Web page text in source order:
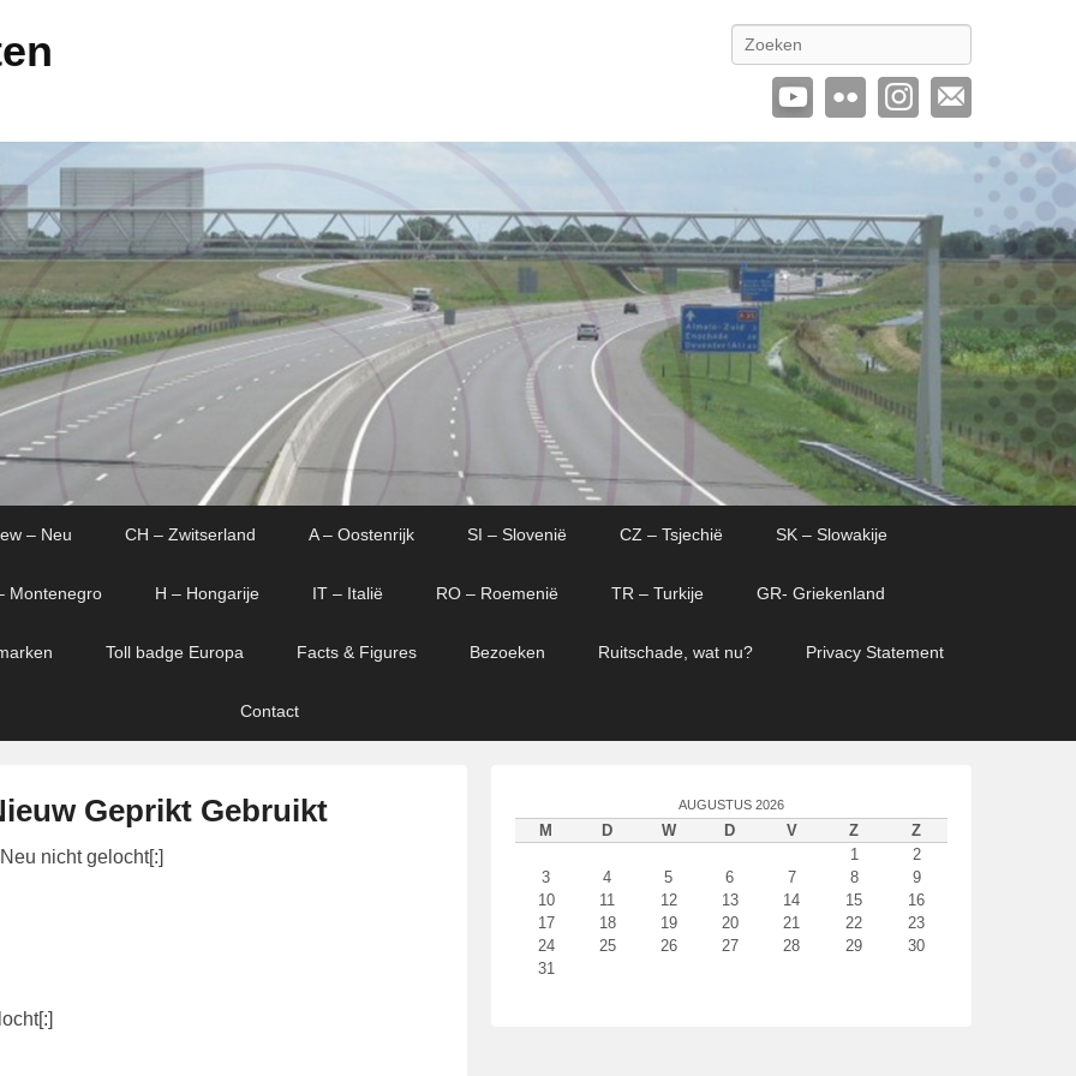
Zoeken
– Neu CH – Zwitserland A – Oostenrijk SI – Slovenië CZ – Tsjechië SK – Slowakije
Montenegro H – Hongarije IT – Italië RO – Roemenië TR – Turkije GR- Griekenland
Toll badge Europa Facts & Figures Bezoeken Ruitschade, wat nu? Privacy Statement
Contact
Geprikt Gebruikt
nicht gelocht[:]
AUGUSTUS 2026
M D W D V Z
Z
1
2
3
4 5 6 7 8
9
10
11 12 13 14 15
16
17
18 19 20 21 22
23
24
25 26 27 28 29
30
31